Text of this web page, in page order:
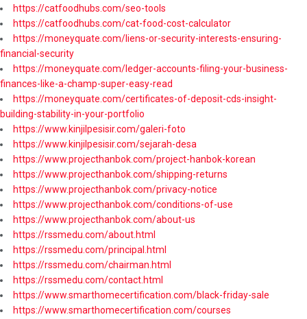
https://catfoodhubs.com/seo-tools
https://catfoodhubs.com/cat-food-cost-calculator
https://moneyquate.com/liens-or-security-interests-ensuring-
financial-security
https://moneyquate.com/ledger-accounts-filing-your-business-
finances-like-a-champ-super-easy-read
https://moneyquate.com/certificates-of-deposit-cds-insight-
building-stability-in-your-portfolio
https://www.kinjilpesisir.com/galeri-foto
https://www.kinjilpesisir.com/sejarah-desa
https://www.projecthanbok.com/project-hanbok-korean
https://www.projecthanbok.com/shipping-returns
https://www.projecthanbok.com/privacy-notice
https://www.projecthanbok.com/conditions-of-use
https://www.projecthanbok.com/about-us
https://rssmedu.com/about.html
https://rssmedu.com/principal.html
https://rssmedu.com/chairman.html
https://rssmedu.com/contact.html
https://www.smarthomecertification.com/black-friday-sale
https://www.smarthomecertification.com/courses